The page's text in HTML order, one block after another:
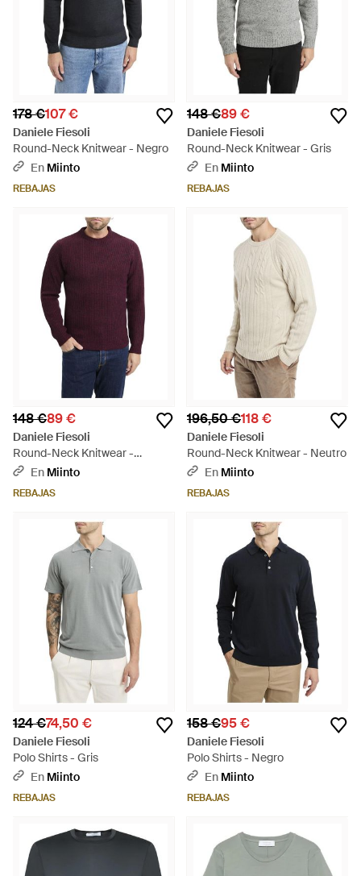
178 €107 €
Daniele Fiesoli
Round-Neck Knitwear - Negro
En Miinto
REBAJAS
148 €89 €
Daniele Fiesoli
Round-Neck Knitwear - Gris
En Miinto
REBAJAS
148 €89 €
Daniele Fiesoli
Round-Neck Knitwear -
Morado
En Miinto
REBAJAS
196,50 €118 €
Daniele Fiesoli
Round-Neck Knitwear - Neutro
En Miinto
REBAJAS
124 €74,50 €
Daniele Fiesoli
Polo Shirts - Gris
En Miinto
REBAJAS
158 €95 €
Daniele Fiesoli
Polo Shirts - Negro
En Miinto
REBAJAS